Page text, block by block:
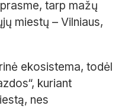
tarp mažų
miestų – Vilniaus,
ekosistema, todėl
kuriant
nes